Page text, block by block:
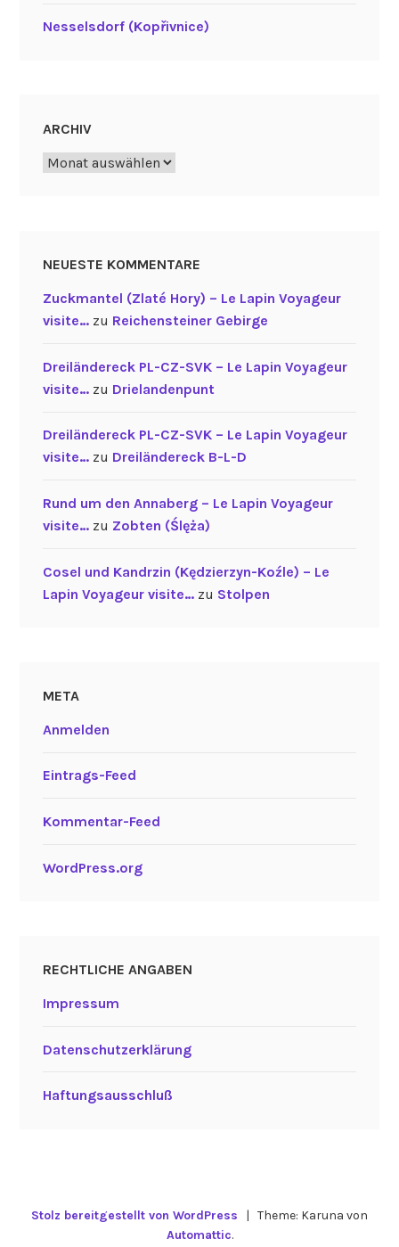
Nesselsdorf (Kopřivnice)
ARCHIV
Archiv
NEUESTE KOMMENTARE
Zuckmantel (Zlaté Hory) – Le Lapin Voyageur
visite…zu Reichensteiner Gebirge
Dreiländereck PL-CZ-SVK – Le Lapin Voyageur
visite…zu Drielandenpunt
Dreiländereck PL-CZ-SVK – Le Lapin Voyageur
visite…zu Dreiländereck B-L-D
Rund um den Annaberg – Le Lapin Voyageur
visite…zu Zobten (Ślęża)
Cosel und Kandrzin (Kędzierzyn-Koźle) – Le
Lapin Voyageur visite…zu Stolpen
META
Anmelden
Eintrags-Feed
Kommentar-Feed
WordPress.org
RECHTLICHE ANGABEN
Impressum
Datenschutzerklärung
Haftungsausschluß
Stolz bereitgestellt von WordPress | Theme: Karuna von
Automattic.